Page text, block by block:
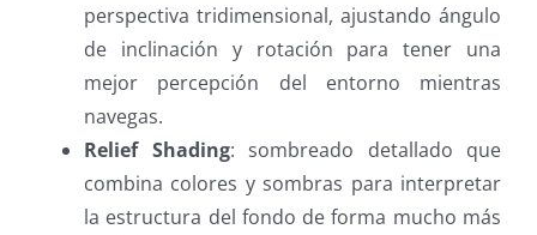
perspectiva tridimensional, ajustando ángulo
de inclinación y rotación para tener una
mejor percepción del entorno mientras
navegas.
Relief Shading: sombreado detallado que
combina colores y sombras para interpretar
la estructura del fondo de forma mucho más